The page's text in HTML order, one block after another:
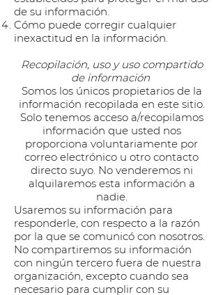
de su información.
Cómo puede corregir cualquier
inexactitud en la información.
Recopilación, uso y uso compartido
de información
Somos los únicos propietarios de la
información recopilada en este sitio.
Solo tenemos acceso a/recopilamos
información que usted nos
proporciona voluntariamente por
correo electrónico u otro contacto
directo suyo. No venderemos ni
alquilaremos esta información a
nadie.
Usaremos su información para
responderle, con respecto a la razón
por la que se comunicó con nosotros.
No compartiremos su información
con ningún tercero fuera de nuestra
organización, excepto cuando sea
necesario para cumplir con su